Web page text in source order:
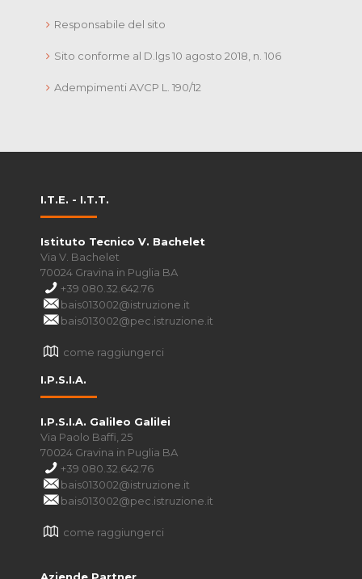
Responsabile del sito
Sito conforme al D.lgs 10 agosto 2018, n. 106
Adempimenti AVCP L. 190/12
I.T.E. - I.T.T.
Istituto Tecnico V. Bachelet
Via V. Bachelet
70024 Gravina in Puglia BA
+39 080.32.642.76
bais013002@istruzione.it
bais013002@pec.istruzione.it
come raggiungerci
I.P.S.I.A.
I.P.S.I.A. Galileo Galilei
Via Paolo Baffi, 25
70024 Gravina in Puglia BA
+39 080.32.642.76
bais013002@istruzione.it
bais013002@pec.istruzione.it
come raggiungerci
Aziende Partner